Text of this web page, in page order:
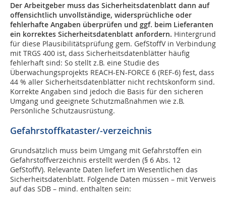
Der Arbeitgeber muss das Sicherheitsdatenblatt dann auf
offensichtlich unvollständige, widersprüchliche oder
fehlerhafte Angaben überprüfen und ggf. beim Lieferanten
ein korrektes Sicherheitsdatenblatt anfordern. Hintergrund
für diese Plausibilitätsprüfung gem. GefStoffV in Verbindung
mit TRGS 400 ist, dass Sicherheitsdatenblätter häufig
fehlerhaft sind: So stellt z.B. eine Studie des
Überwachungsprojekts REACH-EN-FORCE 6 (REF-6) fest, dass
44 % aller Sicherheitsdatenblätter nicht rechtskonform sind.
Korrekte Angaben sind jedoch die Basis für den sicheren
Umgang und geeignete Schutzmaßnahmen wie z.B.
Persönliche Schutzausrüstung.
Gefahrstoffkataster/-verzeichnis
Grundsätzlich muss beim Umgang mit Gefahrstoffen ein
Gefahrstoffverzeichnis erstellt werden (§ 6 Abs. 12
GefStoffV). Relevante Daten liefert im Wesentlichen das
Sicherheitsdatenblatt. Folgende Daten müssen – mit Verweis
auf das SDB – mind. enthalten sein: